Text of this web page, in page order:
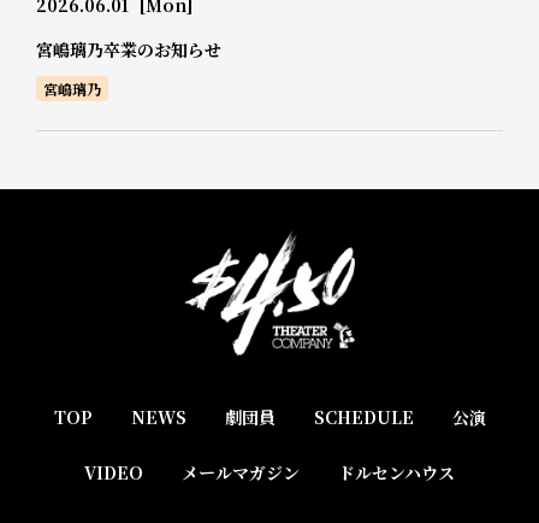
宮嶋璃乃卒業のお知らせ
宮嶋璃乃
TOP NEWS 劇団員 SCHEDULE 公演
VIDEO メールマガジン ドルセンハウス